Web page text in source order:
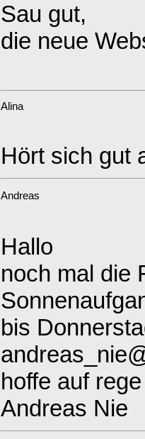
Sau gut,
die neue
Alina
Hört sich gut
Andreas
Hallo
noch mal die
bis
hoffe auf
Andreas Nie